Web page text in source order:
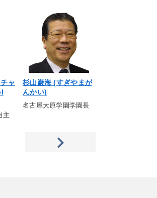
ャ
主
杉山巌海 (すぎやまが
んかい)
名古屋大原学園学園長